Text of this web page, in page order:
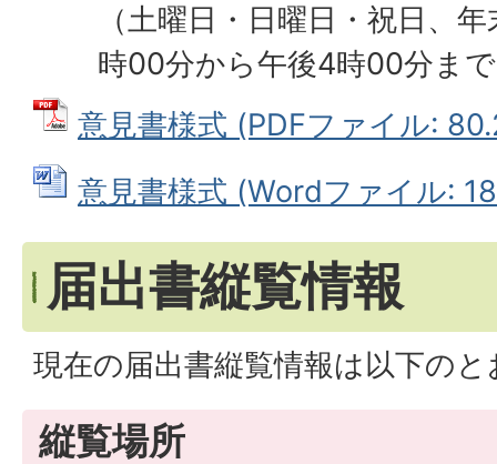
（土曜日・日曜日・祝日、
時00分から午後4時00分ま
意見書様式 (PDFファイル:
意見書様式 (Wordファイル:
届出書縦覧情報
現在の届出書縦覧情報は以下の
縦覧場所